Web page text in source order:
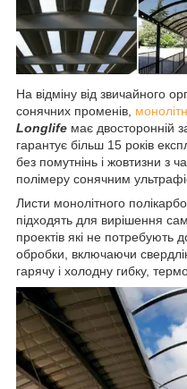
На відміну від звичайного
сонячних променів,
Longlife має двосторонній
гарантує більш 15 років
без помутнінь і жовтизни з
полімеру сонячним
Листи монолітного
підходять для вирішення
проектів які не потребують
обробки, включаючи
гарячу і холодну гибку,